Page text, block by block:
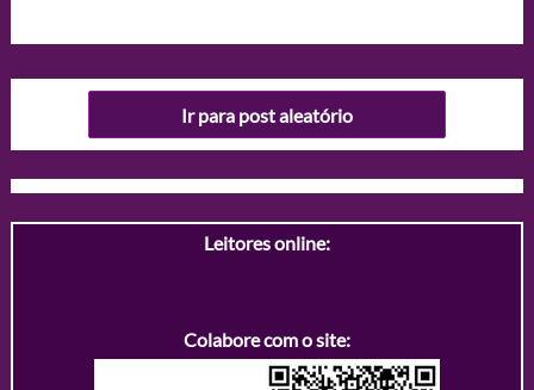
Ir para post aleatório
Leitores online:
Colabore com o site: